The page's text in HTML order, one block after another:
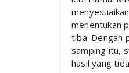
menentukan
tiba. Dengan
samping itu,
hasil yang